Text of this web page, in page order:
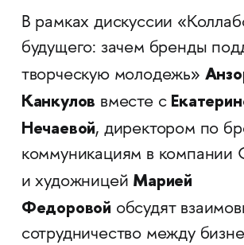
В рамках дискуссии
будущего: зачем бренды
творческую молодежь»
Канкулов вместе с
Нечаевой, директором по
коммуникациям в компании
и художницей Марией
Федоровой обсудят
сотрудничество между